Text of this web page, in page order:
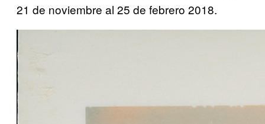
21 de noviembre al 25 de febrero 2018.